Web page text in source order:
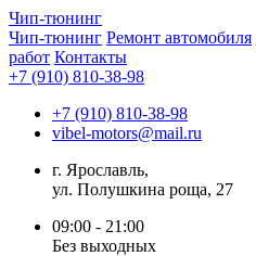
Чип-тюнинг
Чип-тюнинг Ремонт автомобиля
работ Контакты
+7 (910) 810-38-98
+7 (910) 810-38-98
vibel-motors@mail.ru
г. Ярославль,
ул. Полушкина роща, 27
09:00 - 21:00
Без выходных